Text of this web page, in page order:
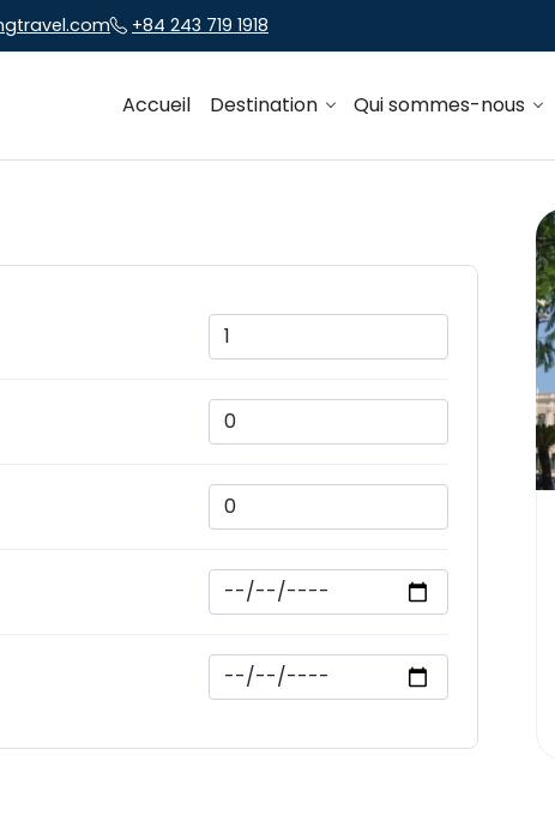
+84 243 719 1918
Accueil Destination Qui sommes-nous